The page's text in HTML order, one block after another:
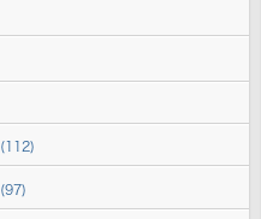
(112)
(97)